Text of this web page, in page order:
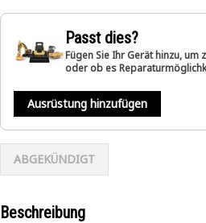
Passt dies?
Fügen Sie Ihr Gerät hinzu,
oder ob es
Ausrüstung hinzufügen
ABGEKÜNDIGT
Beschreibung